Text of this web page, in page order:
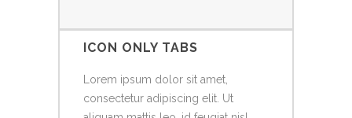
ICON ONLY TABS
Lorem ipsum dolor sit amet,
consectetur adipiscing elit. Ut